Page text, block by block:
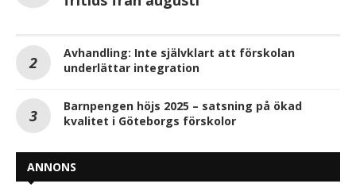
Avhandling: Inte självklart att förskolan
underlättar integration
Barnpengen höjs 2025 – satsning på ökad
kvalitet i Göteborgs förskolor
ANNONS